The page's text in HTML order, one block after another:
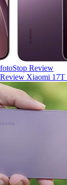
fotoStop Review
Review Xiaomi 17T